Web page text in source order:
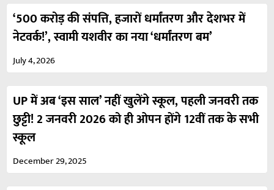
‘500 करोड़ की संपत्ति, हजारों धर्मांतरण और देशभर में
नेटवर्क!’, स्वामी यशवीर का नया ‘धर्मांतरण बम’
July 4, 2026
UP में अब ‘इस साल’ नहीं खुलेंगे स्कूल, पहली जनवरी तक
छुट्टी! 2 जनवरी 2026 को ही ओपन होंगे 12वीं तक के सभी
स्कूल
December 29, 2025